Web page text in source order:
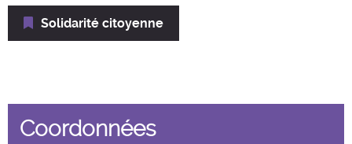
Solidarité citoyenne
Coordonnées